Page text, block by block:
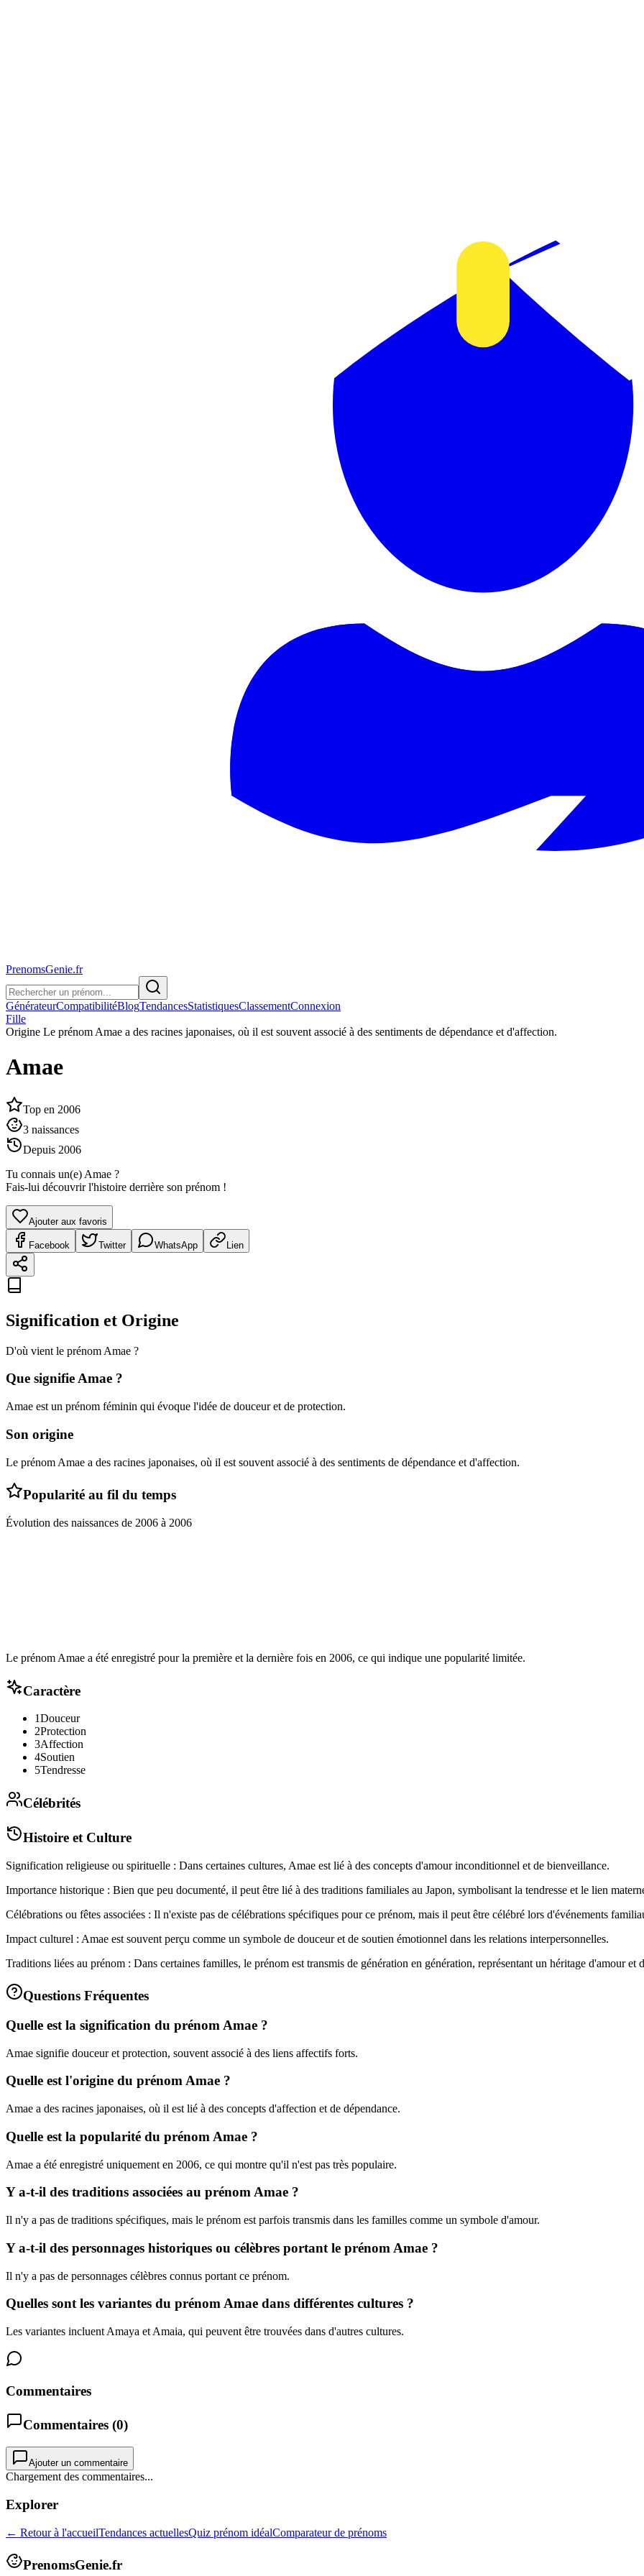
PrenomsGenie.fr
GénérateurCompatibilitéBlogTendancesStatistiquesClassementConnexion
Fille
Origine Le prénom Amae a des racines japonaises, où il est souvent associé à des sentiments de dépendance et d'affection.
Amae
Top en 2006
3 naissances
Depuis 2006
Tu connais un(e) Amae ?
Fais-lui découvrir l'histoire derrière son prénom !
Ajouter aux favoris
Facebook Twitter WhatsApp Lien
Signification et Origine
D'où vient le prénom Amae ?
Que signifieAmae ?
Amae est un prénom féminin qui évoque l'idée de douceur et de protection.
Son origine
Le prénom Amae a des racines japonaises, où il est souvent associé à des sentiments de dépendance et d'affection.
Popularité au fil du temps
Évolution des naissances de 2006 à 2006
Le prénom Amae a été enregistré pour la première et la dernière fois en 2006, ce qui indique une popularité limitée.
Caractère
1Douceur
2Protection
3Affection
4Soutien
5Tendresse
Célébrités
Histoire et Culture
Signification religieuse ou spirituelle : Dans certaines cultures, Amae est lié à des concepts d'amour inconditionnel et de bienveillance.
Importance historique : Bien que peu documenté, il peut être lié à des traditions familiales au Japon, symbolisant la tendresse et le lien
Célébrations ou fêtes associées : Il n'existe pas de célébrations spécifiques pour ce prénom, mais il peut être célébré lors d'événements
Impact culturel : Amae est souvent perçu comme un symbole de douceur et de soutien émotionnel dans les relations interpersonnelles.
Traditions liées au prénom : Dans certaines familles, le prénom est transmis de génération en génération, représentant un héritage d'amour et
Questions Fréquentes
Quelle est la signification du prénom Amae ?
Amae signifie douceur et protection, souvent associé à des liens affectifs forts.
Quelle est l'origine du prénom Amae ?
Amae a des racines japonaises, où il est lié à des concepts d'affection et de dépendance.
Quelle est la popularité du prénom Amae ?
Amae a été enregistré uniquement en 2006, ce qui montre qu'il n'est pas très populaire.
Y a-t-il des traditions associées au prénom Amae ?
Il n'y a pas de traditions spécifiques, mais le prénom est parfois transmis dans les familles comme un symbole d'amour.
Y a-t-il des personnages historiques ou célèbres portant le prénom Amae ?
Il n'y a pas de personnages célèbres connus portant ce prénom.
Quelles sont les variantes du prénom Amae dans différentes cultures ?
Les variantes incluent Amaya et Amaia, qui peuvent être trouvées dans d'autres cultures.
Commentaires
Commentaires (0)
Ajouter un commentaire
Chargement des commentaires...
Explorer
← Retour à l'accueilTendances actuellesQuiz prénom idéalComparateur de prénoms
PrenomsGenie.fr